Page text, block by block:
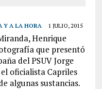
Y A LA HORA 1 JULIO, 2015
Henrique
que presentó
del PSUV Jorge
oficialista Capriles
algunas sustancias.